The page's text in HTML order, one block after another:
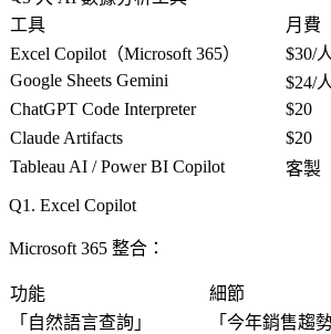
工具
月費
Excel Copilot（Microsoft 365）
$30/人
Google Sheets Gemini
$24/人
ChatGPT Code Interpreter
$20
Claude Artifacts
$20
Tableau AI / Power BI Copilot
客製
1. Excel Copilot
Microsoft 365 整合 ：
功能
細節
「 自然語言查詢 」 「 今年銷售趨